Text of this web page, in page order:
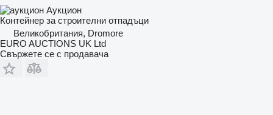
Аукцион
Контейнер за строителни отпадъци
Великобритания, Dromore
EURO AUCTIONS UK Ltd
Свържете се с продавача